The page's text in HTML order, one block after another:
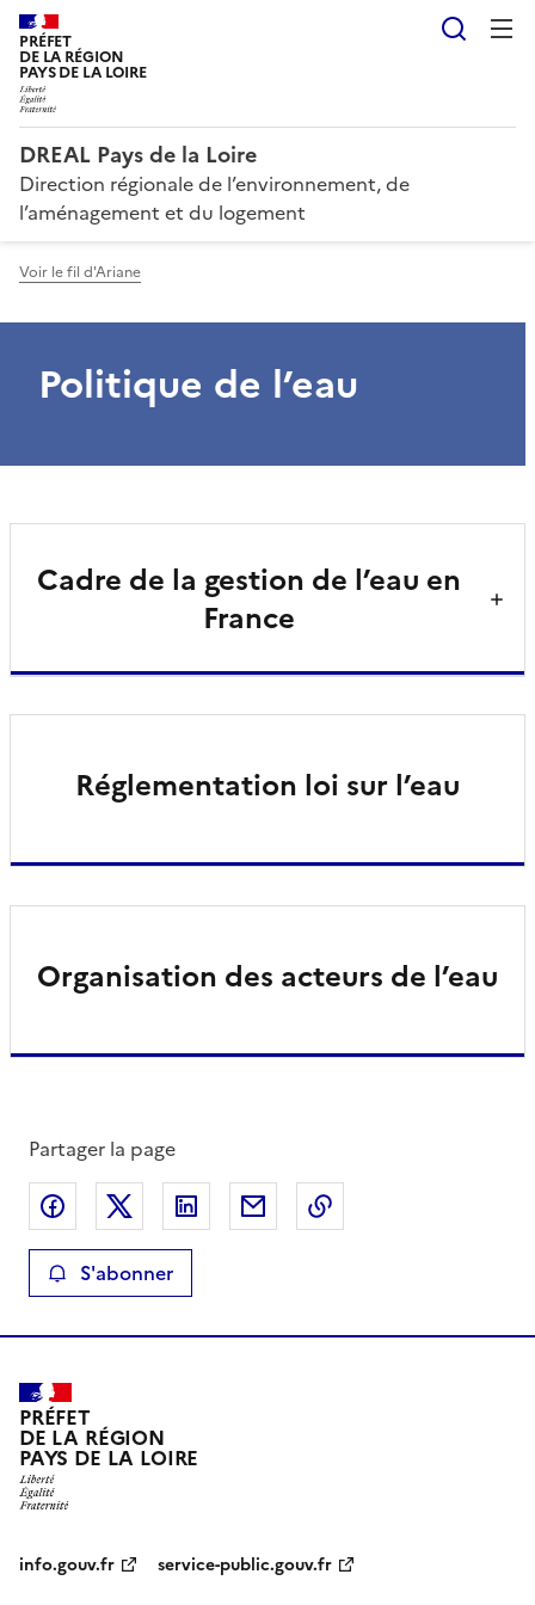
PRÉFET
DE LA RÉGION
PAYS DE LA LOIRE
DREAL Pays de la Loire
Direction régionale de l’environnement, de
l’aménagement et du logement
Voir le fil d'Ariane
Politique de l’eau
Cadre de la gestion de l’eau en
France
Réglementation loi sur l’eau
Organisation des acteurs de l’eau
Partager la page
Partager sur Facebook
Partager sur XPartager sur LinkedIn
Partager par email
S'abonner
PRÉFET
DE LA RÉGION
PAYS DE LA LOIRE
info.gouv.fr
service-public.gouv.fr